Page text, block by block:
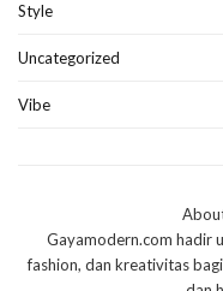
Style
Uncategorized
Vibe
Gayamodern.com hadir
fashion, dan kreativitas